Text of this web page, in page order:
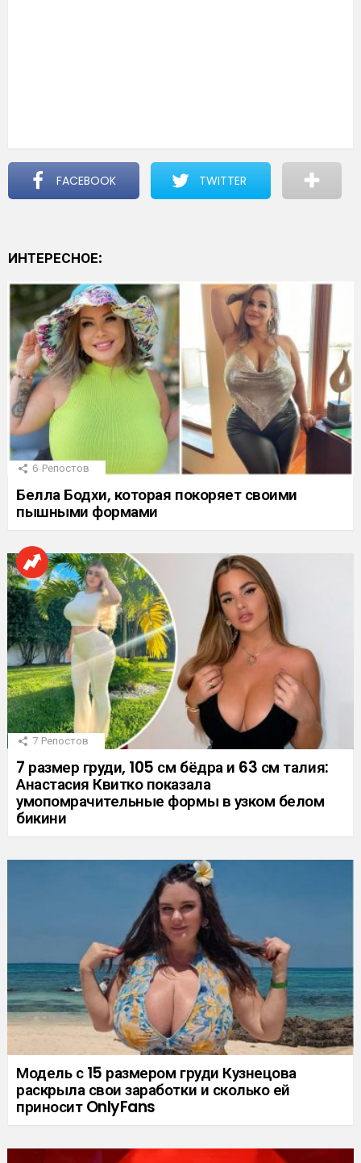
FACEBOOK TWITTER
ИНТЕРЕСНОЕ:
6 Репостов
Белла Бодхи, которая покоряет своими
пышными формами
7 Репостов
7 размер груди, 105 см бёдра и 63 см талия:
Анастасия Квитко показала
умопомрачительные формы в узком белом
бикини
Модель с 15 размером груди Кузнецова
раскрыла свои заработки и сколько ей
приносит OnlyFans